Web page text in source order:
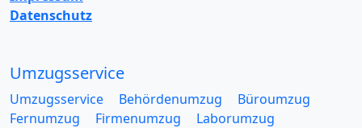
Datenschutz
Umzugsservice
Umzugsservice Behördenumzug
Büroumzug
Fernumzug
Firmenumzug
Laborumzug